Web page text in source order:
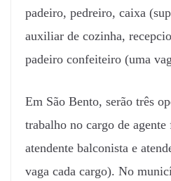
padeiro, pedreiro, caixa
auxiliar de cozinha,
padeiro confeiteiro (uma
Em São Bento, serão três
trabalho no cargo de agente
atendente balconista e
vaga cada cargo). No